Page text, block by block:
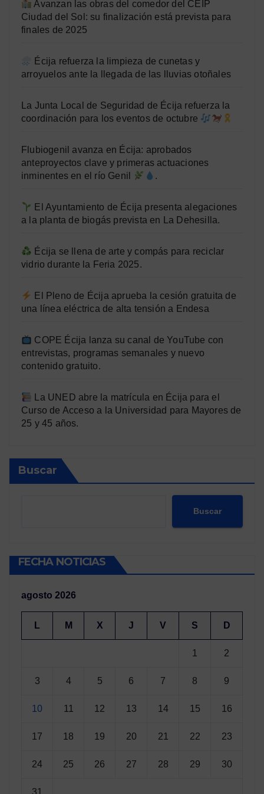
Avanzan las obras del comedor del CEIP
Ciudad del Sol: su finalización está prevista para
finales de 2025
Écija refuerza la limpieza de cunetas y
arroyuelos ante la llegada de las lluvias otoñales
La Junta Local de Seguridad de Écija refuerza la
coordinación para los eventos de octubre
Flubiogenil avanza en Écija: aprobados
anteproyectos clave y primeras actuaciones
inminentes en el río Genil
.
El Ayuntamiento de Écija presenta alegaciones
a la planta de biogás prevista en La Dehesilla.
Écija se llena de arte y compás para reciclar
vidrio durante la Feria 2025.
El Pleno de Écija aprueba la cesión gratuita de
una línea eléctrica de alta tensión a Endesa
COPE Écija lanza su canal de YouTube con
entrevistas, programas semanales y nuevo
contenido gratuito.
La UNED abre la matrícula en Écija para el
Curso de Acceso a la Universidad para Mayores de
25 y 45 años.
Buscar
Buscar
FECHA NOTICIAS
agosto 2026
L M X J V S D
1 2
3 4 5 6 7 8 9
10 11 12 13 14 15 16
17 18 19 20 21 22 23
24 25 26 27 28 29 30
31